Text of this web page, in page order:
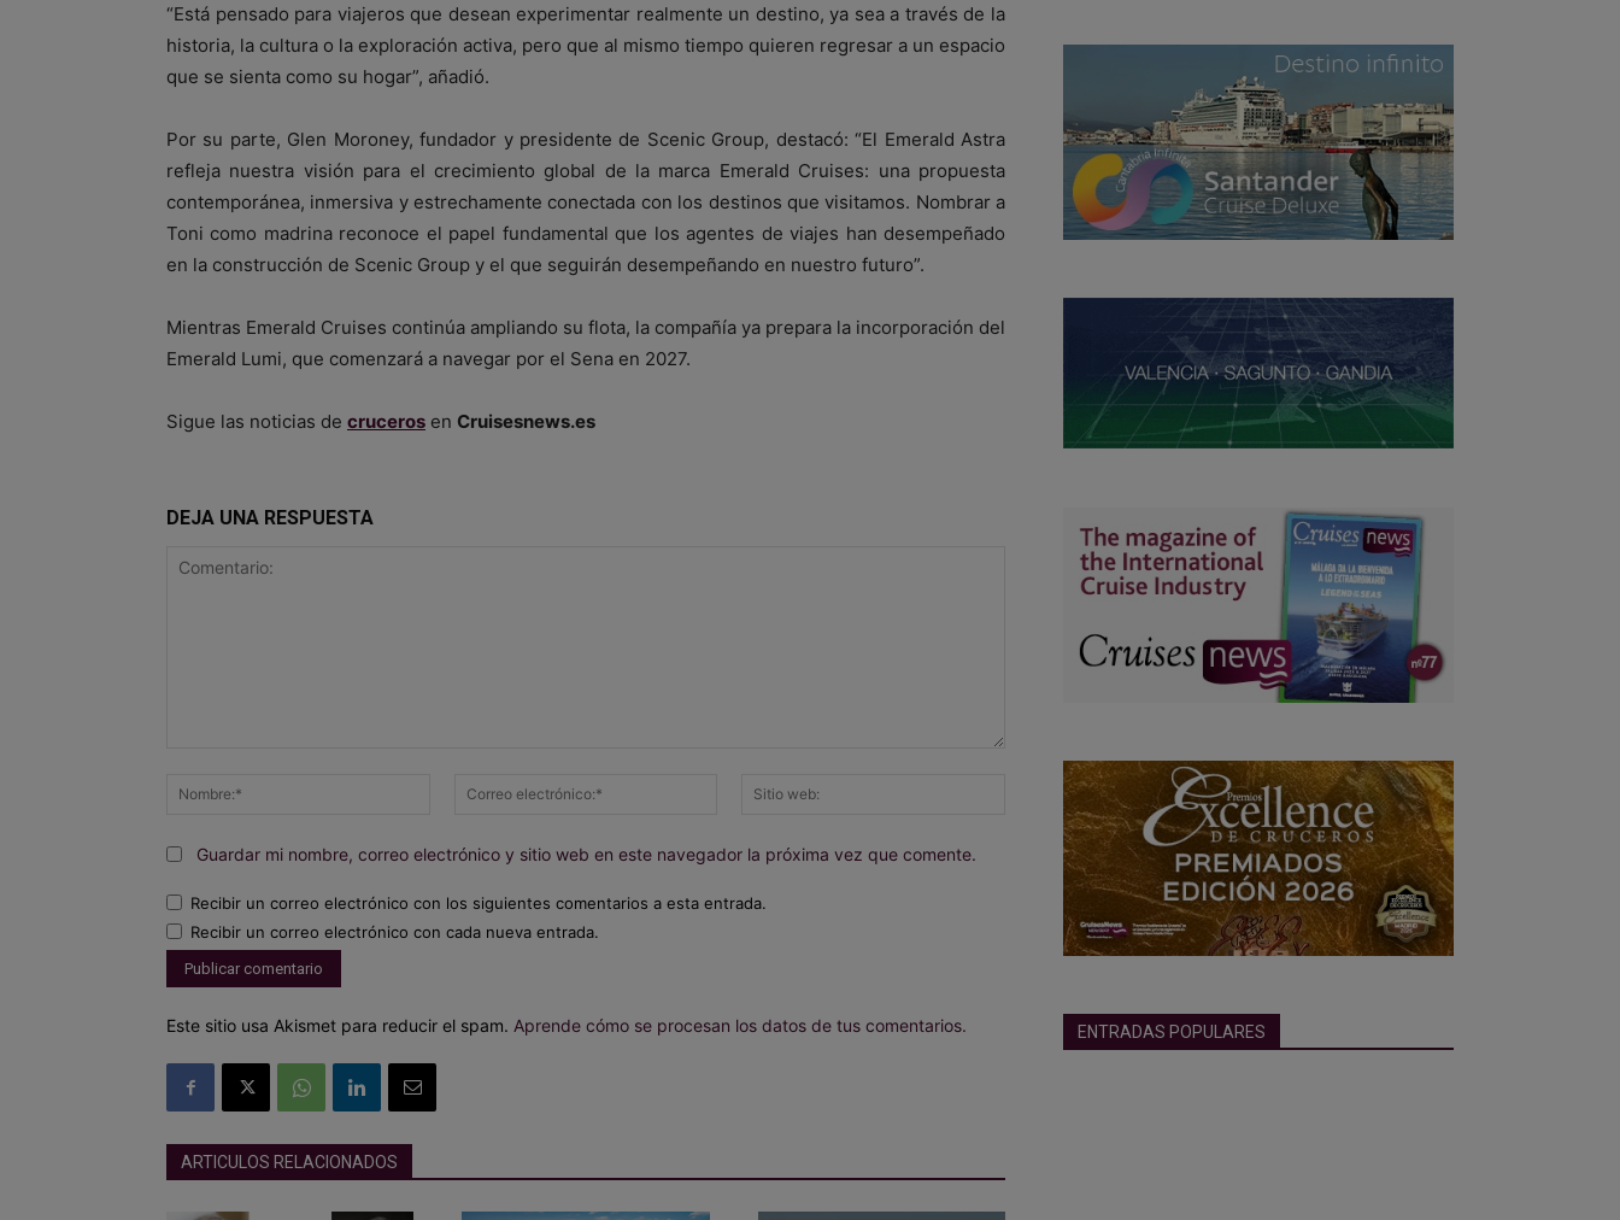
“Está pensado para viajeros que desean experimentar realmente un destino, ya sea a través de la
historia, la cultura o la exploración activa, pero que al mismo tiempo quieren regresar a un espacio
que se sienta como su hogar”, añadió.
Por su parte, Glen Moroney, fundador y presidente de Scenic Group, destacó: “El Emerald Astra
refleja nuestra visión para el crecimiento global de la marca Emerald Cruises: una propuesta
contemporánea, inmersiva y estrechamente conectada con los destinos que visitamos. Nombrar a
Toni como madrina reconoce el papel fundamental que los agentes de viajes han desempeñado
en la construcción de Scenic Group y el que seguirán desempeñando en nuestro futuro”.
Mientras Emerald Cruises continúa ampliando su flota, la compañía ya prepara la incorporación del
Emerald Lumi, que comenzará a navegar por el Sena en 2027.
Sigue las noticias de cruceros en Cruisesnews.es
DEJA UNA RESPUESTA
Nombre:*
Correo
Guardar mi nombre, correo electrónico y sitio web en este navegador la próxima vez que comente.
Recibir un correo electrónico con los siguientes comentarios a esta entrada.
Recibir un correo electrónico con cada nueva entrada.
Este sitio usa Akismet para reducir el spam. Aprende cómo se procesan los datos de tus comentarios.
ARTICULOS RELACIONADOS
ENTRADAS POPULARES